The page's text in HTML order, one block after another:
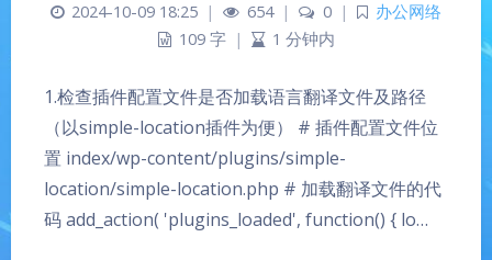
2024-10-09 18:25 | 654 | 0 |
办公网络
109 字
| 1 分钟内
1.检查插件配置文件是否加载语言翻译文件及路径
（以simple-location插件为便） # 插件配置文件位
置 index/wp-content/plugins/simple-
location/simple-location.php # 加载翻译文件的代
码 add_action( 'plugins_loaded', function() { lo…